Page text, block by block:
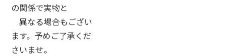
の関係で実物と
異なる場合もござい
ます。予めご了承くだ
さいませ。